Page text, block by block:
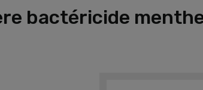
bactéricide menthe